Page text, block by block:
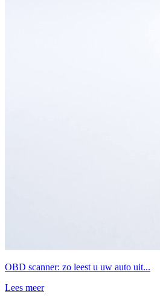
OBD scanner: zo leest u uw auto uit...
Lees meer